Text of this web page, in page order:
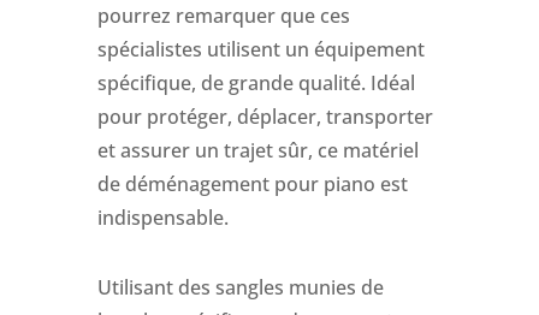
pourrez remarquer que ces
spécialistes utilisent un équipement
spécifique, de grande qualité. Idéal
pour protéger, déplacer, transporter
et assurer un trajet sûr, ce matériel
de déménagement pour piano est
indispensable.
Utilisant des sangles munies de